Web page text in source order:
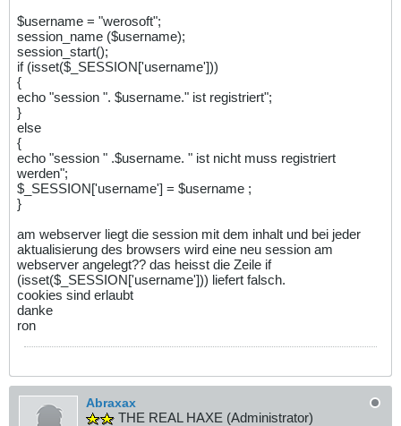
$username = "werosoft";
session_name ($username);
session_start();
if (isset($_SESSION['username']))
{
echo "session ". $username." ist registriert";
}
else
{
echo "session " .$username. " ist nicht muss registriert
werden";
$_SESSION['username'] = $username ;
}
am webserver liegt die session mit dem inhalt und bei jeder
aktualisierung des browsers wird eine neu session am
webserver angelegt?? das heisst die Zeile if
(isset($_SESSION['username'])) liefert falsch.
cookies sind erlaubt
danke
ron
Abraxax
THE REAL HAXE (Administrator)